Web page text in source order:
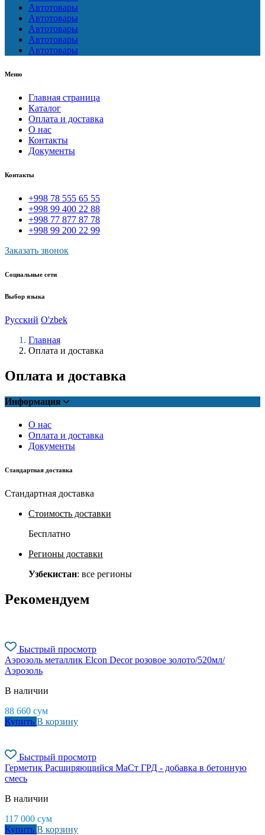
Автотовары
Автотовары
Автотовары
Автотовары
Автотовары
Меню
Главная страница
Каталог
Оплата и доставка
О нас
Контакты
Документы
Контакты
+998 78 555 65 55
+998 99 400 22 88
+998 77 877 87 78
+998 99 200 22 99
Заказать звонок
Социальные сети
Выбор языка
Русский O'zbek
Главная
Оплата и доставка
Оплата и доставка
Информация
О нас
Оплата и доставка
Документы
Стандартная доставка
Стандартная доставка
Стоимость доставки
Бесплатно
Регионы доставки
Узбекистан: все регионы
Рекомендуем
Быстрый просмотр
Аэрозоль металлик Elcon Decor розовое золото/520мл/
Аэрозоль
В наличии
88 660 сум
Купить В корзину
Быстрый просмотр
Герметик Расширяющийся МаСт ГРД - добавка в бетонную
смесь
В наличии
117 000 сум
Купить В корзину